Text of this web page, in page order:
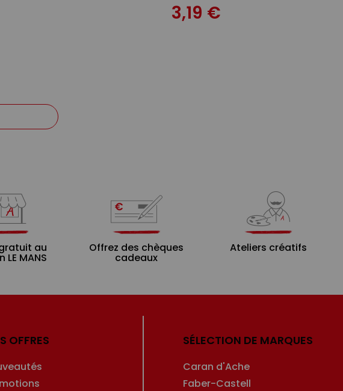
3,19 €
au
MANS
Offrez des chèques
cadeaux
Ateliers créatifs
OFFRES SÉLECTION DE MARQUES
Caran d'Ache
Faber-Castell